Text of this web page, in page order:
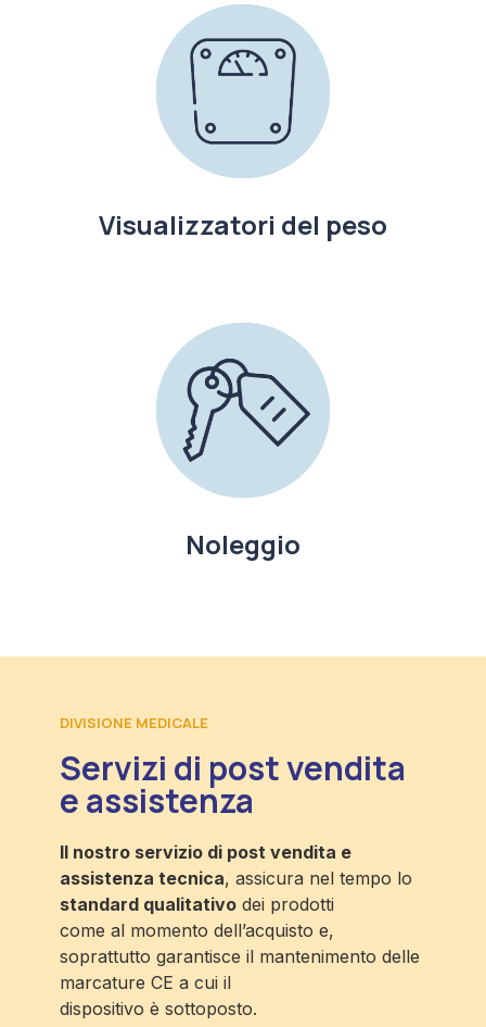
Visualizzatori del peso
Noleggio
DIVISIONE MEDICALE
Servizi di post vendita
e assistenza
Il nostro servizio di post vendita e
assistenza tecnica, assicura nel tempo lo
standard qualitativodei prodotti
come al momento dell’acquisto e,
soprattutto garantisce il mantenimento delle
marcature CE a cui il
dispositivo è sottoposto.